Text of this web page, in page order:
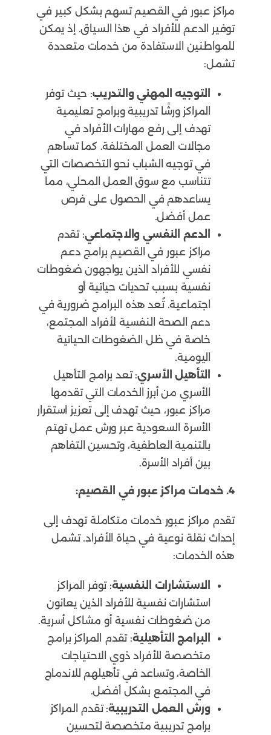
مراكز عبور في القصيم تسهم بشكل كبير في
توفير الدعم للأفراد في هذا السياق. إذ يمكن
للمواطنين الاستفادة من خدمات متعددة
تشمل:
التوجيه المهني والتدريب: حيث توفر
المراكز ورشًا تدريبية وبرامج تعليمية
تهدف إلى رفع مهارات الأفراد في
مجالات العمل المختلفة. كما تساهم
في توجيه الشباب نحو التخصصات التي
تتناسب مع سوق العمل المحلي، مما
يساعدهم في الحصول على فرص
عمل أفضل.
الدعم النفسي والاجتماعي: تقدم
مراكز عبور في القصيم برامج دعم
نفسي للأفراد الذين يواجهون ضغوطات
نفسية بسبب تحديات حياتية أو
اجتماعية. تُعد هذه البرامج ضرورية في
دعم الصحة النفسية لأفراد المجتمع،
خاصة في ظل الضغوطات الحياتية
اليومية.
التأهيل الأسري: تعد برامج التأهيل
الأسري من أبرز الخدمات التي تقدمها
مراكز عبور، حيث تهدف إلى تعزيز استقرار
الأسرة السعودية عبر ورش عمل تهتم
بالتنمية العاطفية، وتحسين التفاهم
بين أفراد الأسرة.
4. خدمات مراكز عبور في القصيم:
تقدم مراكز عبور خدمات متكاملة تهدف إلى
إحداث نقلة نوعية في حياة الأفراد. تشمل
هذه الخدمات:
الاستشارات النفسية: توفر المراكز
استشارات نفسية للأفراد الذين يعانون
من ضغوطات نفسية أو مشاكل أسرية.
البرامج التأهيلية: تقدم المراكز برامج
متخصصة للأفراد ذوي الاحتياجات
الخاصة، وتساعد في تأهيلهم للاندماج
في المجتمع بشكل أفضل.
ورش العمل التدريبية: تقدم المراكز
برامج تدريبية متخصصة لتحسين